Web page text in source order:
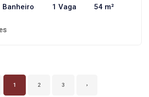
Banheiro 1 Vaga 54 m²
1 2 3 ›